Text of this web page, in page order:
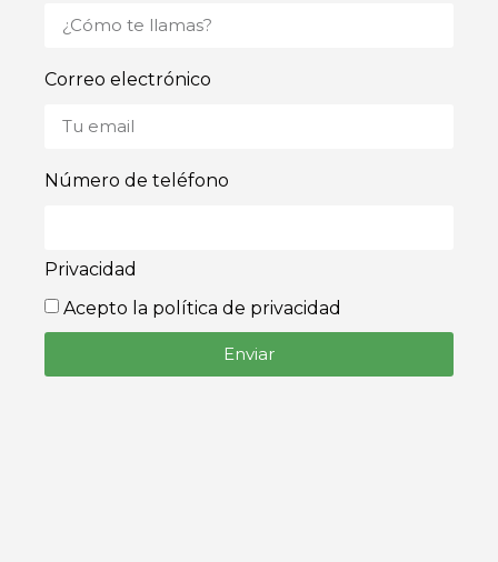
Correo electrónico
Número de teléfono
Privacidad
Acepto la política de privacidad
Enviar